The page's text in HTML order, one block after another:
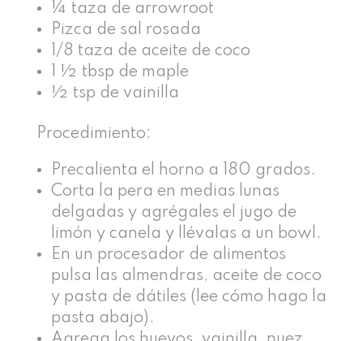
¼ taza de arrowroot
Pizca de sal rosada
1/8 taza de aceite de coco
1 ½ tbsp de maple
½ tsp de vainilla
Procedimiento:
Precalienta el horno a 180 grados.
Corta la pera en medias lunas
delgadas y agrégales el jugo de
limón y canela y llévalas a un bowl.
En un procesador de alimentos
pulsa las almendras, aceite de coco
y pasta de dátiles (lee cómo hago la
pasta abajo).